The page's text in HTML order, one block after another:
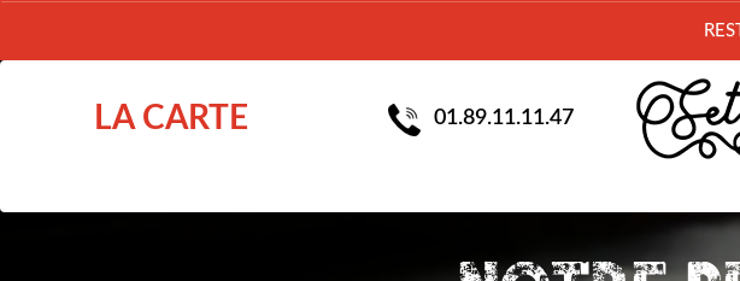
LA CARTE 01.89.11.11.47